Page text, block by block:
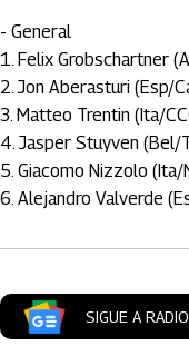
- General
1. Felix Grobschartner
2. Jon Aberasturi (Esp/
3. Matteo Trentin (Ita/
4. Jasper Stuyven (Bel/
5. Giacomo Nizzolo (Ita/
6. Alejandro Valverde
SIGUE A